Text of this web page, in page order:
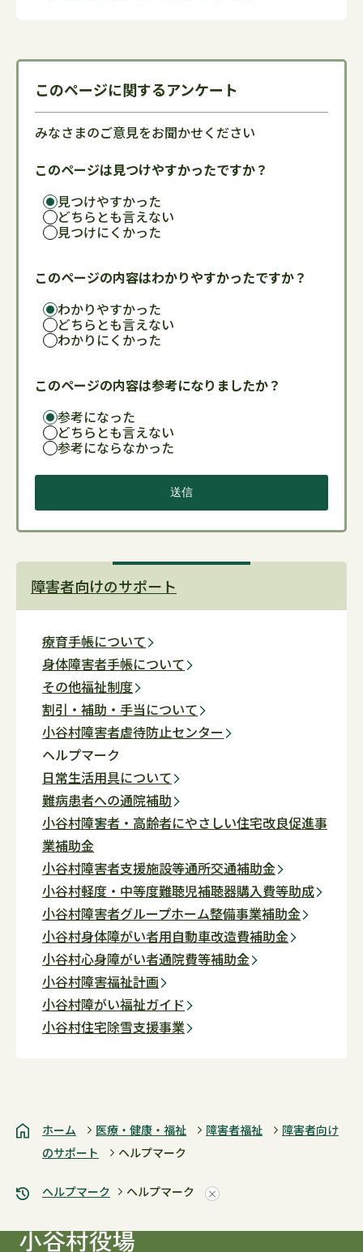
このページに関するアンケート
みなさまのご意見をお聞かせください
このページは見つけやすかったですか？
見つけやすかった
どちらとも言えない
見つけにくかった
このページの内容はわかりやすかったですか？
わかりやすかった
どちらとも言えない
わかりにくかった
このページの内容は参考になりましたか？
参考になった
どちらとも言えない
参考にならなかった
障害者向けのサポート
療育手帳について
身体障害者手帳について
その他福祉制度
割引・補助・手当について
小谷村障害者虐待防止センター
ヘルプマーク
日常生活用具について
難病患者への通院補助
小谷村障害者・高齢者にやさしい住宅改良促進事
業補助金
小谷村障害者支援施設等通所交通補助金
小谷村軽度・中等度難聴児補聴器購入費等助成
小谷村障害者グループホーム整備事業補助金
小谷村身体障がい者用自動車改造費補助金
小谷村心身障がい者通院費等補助金
小谷村障害福祉計画
小谷村障がい福祉ガイド
小谷村住宅除雪支援事業
ホーム 医療・健康・福祉 障害者福祉
障害者向け
のサポート
ヘルプマーク
ヘルプマーク ヘルプマーク